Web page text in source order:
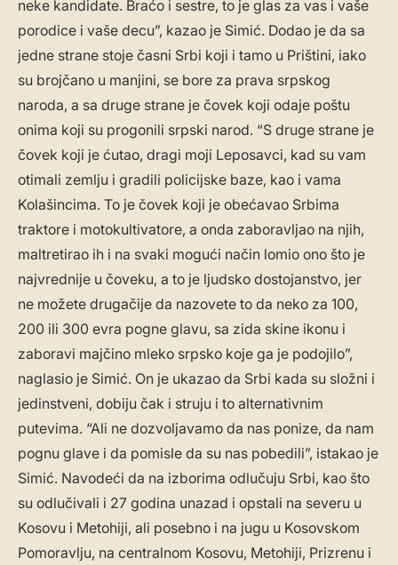
neke kandidate. Braćo i sestre, to je glas za vas i vaše
porodice i vaše decu”, kazao je Simić. Dodao je da sa
jedne strane stoje časni Srbi koji i tamo u Prištini, iako
su brojčano u manjini, se bore za prava srpskog
naroda, a sa druge strane je čovek koji odaje poštu
onima koji su progonili srpski narod. “S druge strane je
čovek koji je ćutao, dragi moji Leposavci, kad su vam
otimali zemlju i gradili policijske baze, kao i vama
Kolašincima. To je čovek koji je obećavao Srbima
traktore i motokultivatore, a onda zaboravljao na njih,
maltretirao ih i na svaki mogući način lomio ono što je
najvrednije u čoveku, a to je ljudsko dostojanstvo, jer
ne možete drugačije da nazovete to da neko za 100,
200 ili 300 evra pogne glavu, sa zida skine ikonu i
zaboravi majčino mleko srpsko koje ga je podojilo”,
naglasio je Simić. On je ukazao da Srbi kada su složni i
jedinstveni, dobiju čak i struju i to alternativnim
putevima. “Ali ne dozvoljavamo da nas ponize, da nam
pognu glave i da pomisle da su nas pobedili”, istakao je
Simić. Navodeći da na izborima odlučuju Srbi, kao što
su odlučivali i 27 godina unazad i opstali na severu u
Kosovu i Metohiji, ali posebno i na jugu u Kosovskom
Pomoravlju, na centralnom Kosovu, Metohiji, Prizrenu i